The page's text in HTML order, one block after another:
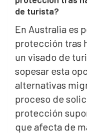
de turista?
En Australia es
protección tras
un visado de
sopesar esta
alternativas
proceso de
protección
que afecta de